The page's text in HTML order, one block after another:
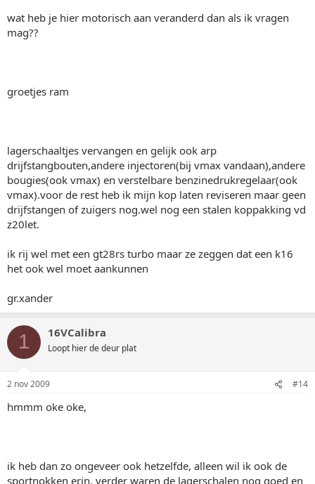
wat heb je hier motorisch aan veranderd dan als ik vragen
mag??
groetjes ram
lagerschaaltjes vervangen en gelijk ook arp
drijfstangbouten,andere injectoren(bij vmax vandaan),andere
bougies(ook vmax) en verstelbare benzinedrukregelaar(ook
vmax).voor de rest heb ik mijn kop laten reviseren maar geen
drijfstangen of zuigers nog.wel nog een stalen koppakking vd
z20let.
ik rij wel met een gt28rs turbo maar ze zeggen dat een k16
het ook wel moet aankunnen
gr.xander
1 16VCalibra
Loopt hier de deur plat
2 nov 2009 #14
hmmm oke oke,
ik heb dan zo ongeveer ook hetzelfde, alleen wil ik ook de
sportnokken erin. verder waren de lagerschalen nog goed en